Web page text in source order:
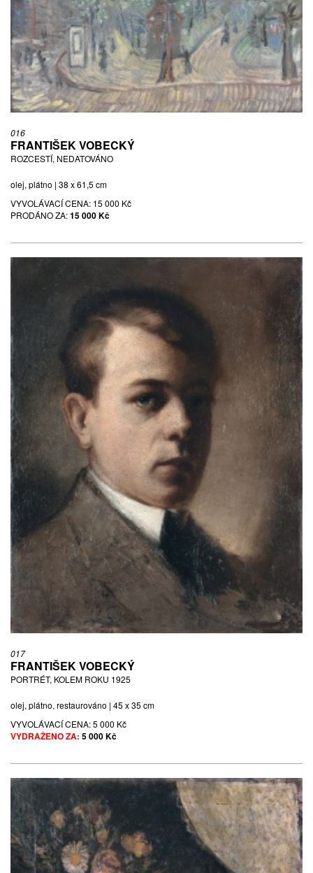
016
FRANTIŠEK VOBECKÝ
ROZCESTÍ, NEDATOVÁNO
olej, plátno | 38 x 61,5 cm
VYVOLÁVACÍ CENA: 15 000 Kč
PRODÁNO ZA:15 000 Kč
017
FRANTIŠEK VOBECKÝ
PORTRÉT, KOLEM ROKU 1925
olej, plátno, restaurováno | 45 x 35 cm
VYVOLÁVACÍ CENA:5 000 Kč
VYDRAŽENO ZA: 5 000 Kč